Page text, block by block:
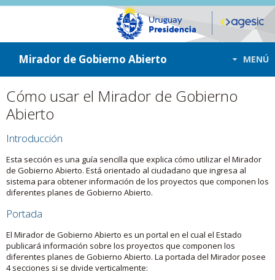
ir a contenido
ir al menú
Mirador de Gobierno Abierto MENÚ
Cómo usar el Mirador de Gobierno
Abierto
Introducción
Esta sección es una guía sencilla que explica cómo utilizar el Mirador
de Gobierno Abierto. Está orientado al ciudadano que ingresa al
sistema para obtener información de los proyectos que componen los
diferentes planes de Gobierno Abierto.
Portada
El Mirador de Gobierno Abierto es un portal en el cual el Estado
publicará información sobre los proyectos que componen los
diferentes planes de Gobierno Abierto. La portada del Mirador posee
4 secciones si se divide verticalmente: